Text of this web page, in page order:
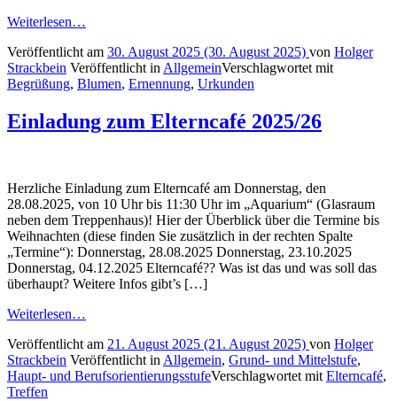
Weiterlesen…
Veröffentlicht am 30. August 2025 (30. August 2025) von Holger
Strackbein Veröffentlicht in AllgemeinVerschlagwortet mit
Begrüßung, Blumen, Ernennung, Urkunden
Einladung zum Elterncafé 2025/26
Herzliche Einladung zum Elterncafé am Donnerstag, den
28.08.2025, von 10 Uhr bis 11:30 Uhr im „Aquarium“ (Glasraum
neben dem Treppenhaus)! Hier der Überblick über die Termine bis
Weihnachten (diese finden Sie zusätzlich in der rechten Spalte
„Termine“): Donnerstag, 28.08.2025 Donnerstag, 23.10.2025
Donnerstag, 04.12.2025 Elterncafé?? Was ist das und was soll das
überhaupt? Weitere Infos gibt’s […]
Weiterlesen…
Veröffentlicht am 21. August 2025 (21. August 2025) von Holger
Strackbein Veröffentlicht inAllgemein, Grund- und Mittelstufe,
Haupt- und BerufsorientierungsstufeVerschlagwortet mitElterncafé,
Treffen